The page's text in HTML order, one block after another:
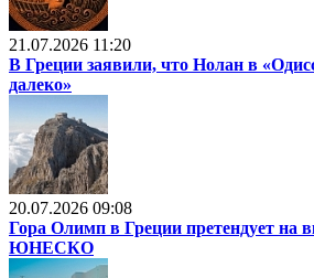
21.07.2026 11:20
В Греции заявили, что Нолан в
далеко»
20.07.2026 09:08
Гора Олимп в Греции претендует на
ЮНЕСКО